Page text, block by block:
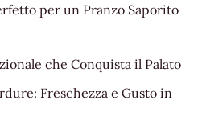
per un Pranzo Saporito
che Conquista il Palato
Freschezza e Gusto in